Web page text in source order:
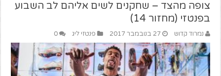
צופה מהצד – שחקנים לשים אליהם לב השבוע
בפנטזי (מחזור 14)
נמרוד קדוש 27 בנובמבר 2017 פנטזי ליג 0